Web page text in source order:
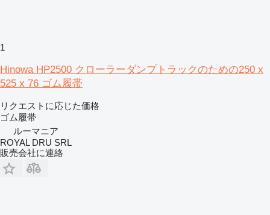
1
Hinowa HP2500 クローラーダンプトラックのための250 x
525 x 76 ゴム履帯
リクエストに応じた価格
ゴム履帯
ルーマニア
ROYAL DRU SRL
販売会社に連絡